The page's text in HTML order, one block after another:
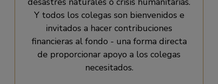
Y todos los colegas son bienvenidos e
invitados a hacer contribuciones
financieras al fondo - una forma directa
de proporcionar apoyo a los colegas
necesitados.